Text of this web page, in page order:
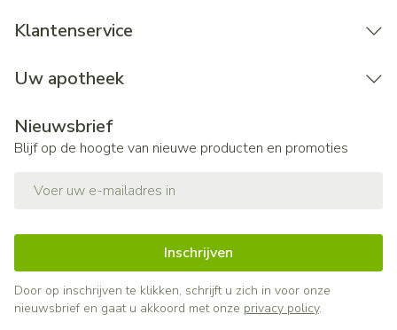
Klantenservice
Uw apotheek
Nieuwsbrief
Blijf op de hoogte van nieuwe producten en promoties
Inschrijven
Door op inschrijven te klikken, schrijft u zich in voor onze
nieuwsbrief en gaat u akkoord met onze privacy policy.